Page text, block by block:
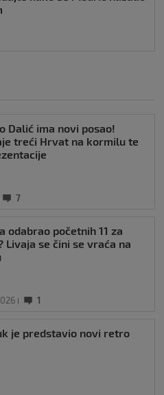
Dalić ima novi posao!
treći Hrvat na kormilu te
7
odabrao početnih 11 za
Livaja se čini se vraća na
1
je predstavio novi retro